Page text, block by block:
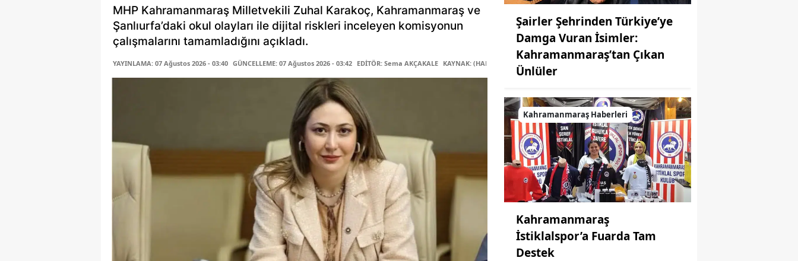
MHP Kahramanmaraş Milletvekili Zuhal Karakoç, Kahramanmaraş ve
Şanlıurfa’daki okul olayları ile dijital riskleri inceleyen komisyonun
çalışmalarını tamamladığını açıkladı.
YAYINLAMA: 07 Ağustos 2026 - 03:40 GÜNCELLEME: 07 Ağustos 2026 - 03:42 EDİTÖR: Sema AKÇAKALE KAYNAK: (HABER MERKEZİ) MUHABİR: Elife Karaarslan
Şairler Şehrinden Türkiye’ye
Damga Vuran İsimler:
Kahramanmaraş’tan Çıkan
Ünlüler
Kahramanmaraş Haberleri
Kahramanmaraş
İstiklalspor’a Fuarda Tam
Destek